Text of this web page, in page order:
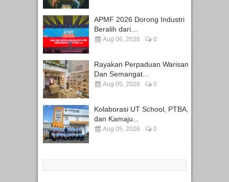
APMF 2026 Dorong Industri
Beralih dari...
Aug 06, 2026 0
Rayakan Perpaduan Warisan
Dan Semangat...
Aug 05, 2026 0
Kolaborasi UT School, PTBA,
dan Kamaju...
Aug 05, 2026 0